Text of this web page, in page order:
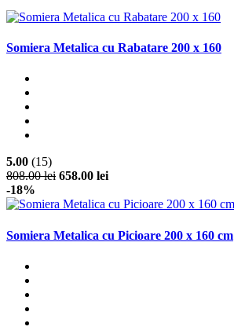
Somiera Metalica cu Rabatare 200 x 160
5.00 (15)
808.00 lei 658.00 lei
-18%
Somiera Metalica cu Picioare 200 x 160 cm